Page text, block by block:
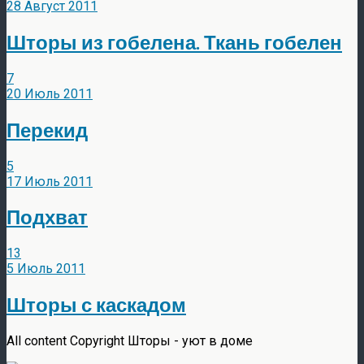
28 Август 2011
Шторы из гобелена. Ткань гобелен
7
20 Июль 2011
Перекид
5
17 Июль 2011
Подхват
13
5 Июль 2011
Шторы с каскадом
All content Copyright Шторы - уют в доме